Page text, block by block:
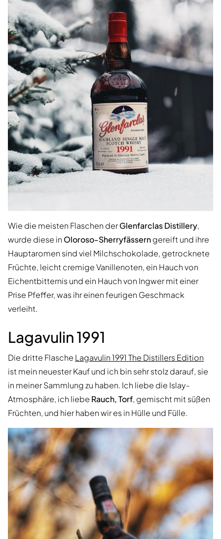
Wie die meisten Flaschen derGlenfarclas Distillery,
wurde diese in Oloroso-Sherryfässerngereift und ihre
Hauptaromen sind viel Milchschokolade, getrocknete
Früchte, leicht cremige Vanillenoten, ein Hauch von
Eichentbitternis und ein Hauch von Ingwer mit einer
Prise Pfeffer, was ihr einen feurigen Geschmack
verleiht.
Lagavulin 1991
Die dritte Flasche Lagavulin 1991 The Distillers Edition
ist mein neuester Kauf und ich bin sehr stolz darauf, sie
in meiner Sammlung zu haben. Ich liebe die Islay-
Atmosphäre, ich liebe Rauch, Torf, gemischt mit süßen
Früchten, und hier haben wir es in Hülle und Fülle.